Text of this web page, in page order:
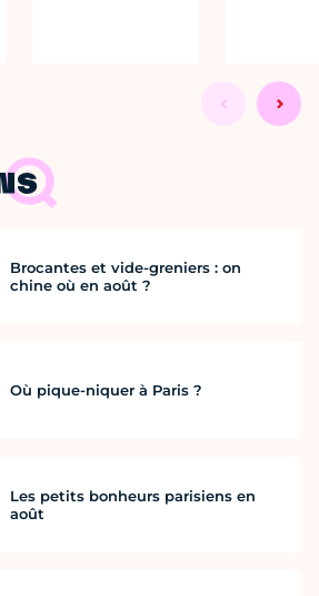
Brocantes et vide-greniers : on
chine où en août ?
Où pique-niquer à Paris ?
Les petits bonheurs parisiens en
août